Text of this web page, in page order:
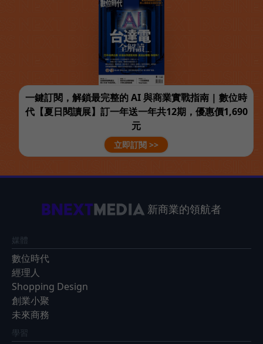
一鍵訂閱，解鎖最完整的 AI 與商業實戰指南 | 數位時
代【夏日閱讀展】訂一年送一年共12期，優惠價1,690
元
立即訂閱 >>
新商業的領航者
媒體
數位時代
經理人
Shopping Design
創業小聚
未來商務
學習